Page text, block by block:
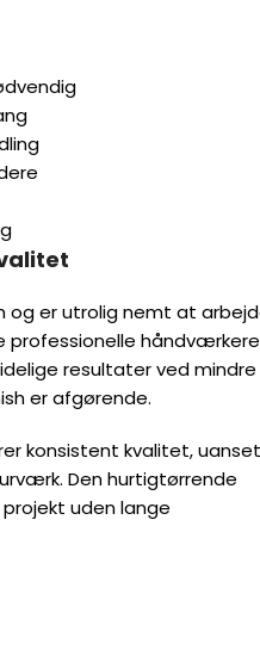
og gør-det-selv-
reparationer og finisharbejde,
formel betyder, at du